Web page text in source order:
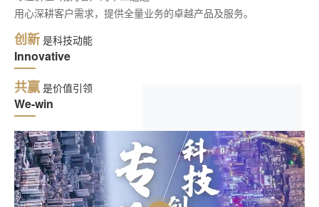
用心深耕客户需求，提供全量业务的卓越产品及服务。
创新 是科技动能
Innovative
共赢 是价值引领
We-win